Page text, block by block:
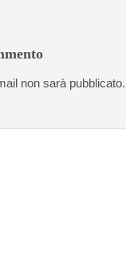
non sarà pubblicato.